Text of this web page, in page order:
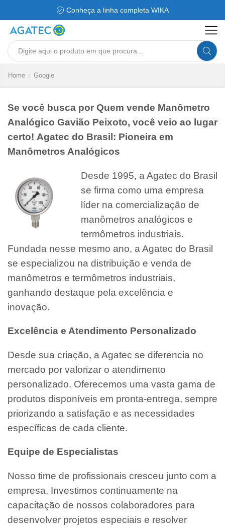
Conheça a linha completa WIKA
Search
Home Google
Se você busca por Quem vende Manômetro
Analógico Gavião Peixoto, você veio ao lugar
certo! Agatec do Brasil: Pioneira em
Manômetros Analógicos
Desde 1995, a Agatec do Brasil
se firma como uma empresa
líder na comercialização de
manômetros analógicos e
termômetros industriais.
Fundada nesse mesmo ano, a Agatec do Brasil
se especializou na distribuição e venda de
manômetros e termômetros industriais,
ganhando destaque pela excelência e
inovação.
Excelência e Atendimento Personalizado
Desde sua criação, a Agatec se diferencia no
mercado por valorizar o atendimento
personalizado. Oferecemos uma vasta gama de
produtos disponíveis em pronta-entrega, sempre
priorizando a satisfação e as necessidades
específicas de cada cliente.
Equipe de Especialistas
Nosso time de profissionais cresceu junto com a
empresa. Investimos continuamente na
capacitação de nossos colaboradores para
desenvolver projetos especiais e resolver